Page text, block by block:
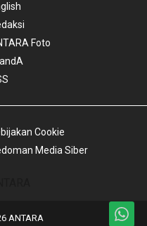
Foto
Cookie
Media Siber
ANTARA